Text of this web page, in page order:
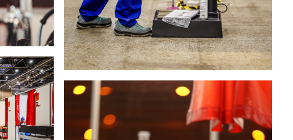
Perceuses magnétiques
Affuteurs de forets
Tourets
Ponceuses
Tours à métaux